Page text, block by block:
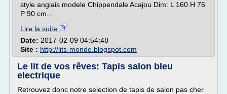
style anglais modele Chippendale Acajou Dim: L 160 H 76
P 90 cm...
Lire la suite
Date: 2017-02-09 04:54:48
Site : http://lits-monde.blogspot.com
Le lit de vos rêves: Tapis salon bleu
electrique
Retrouvez donc notre selection de tapis de salon pas cher